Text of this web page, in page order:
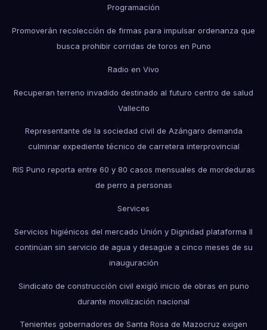
Programación
Promoverán recolección de firmas para impulsar ordenanza que
busca prohibir corridas de toros en Puno
Radio en Vivo
Recuperan terreno invadido destinado al futuro centro de salud
Vallecito
Representante de la sociedad civil de Azángaro demanda
culminar expediente técnico de carretera interprovincial
RIS Puno reporta entre 60 y 80 casos mensuales de mordeduras
de perro a personas
Services
Servicios higiénicos del mercado Unión y Dignidad plataforma II
continúan sin servicio de agua y desagüe a cinco meses de su
inauguración
Sindicato de construcción civil exigió inicio de obras en puno
durante movilización nacional
Tenientes gobernadores de Santa Rosa de Mazocruz exigen